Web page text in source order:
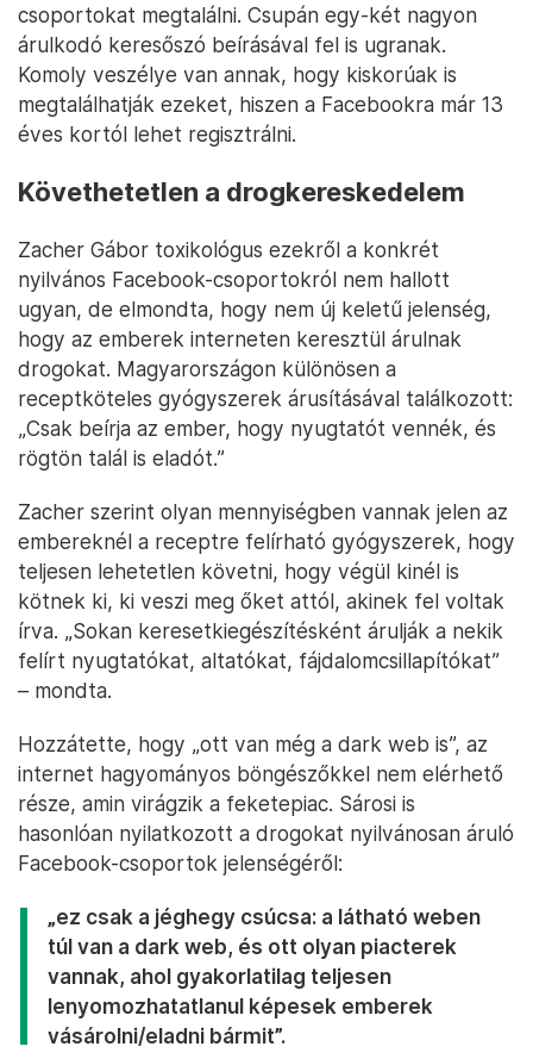
csoportokat megtalálni. Csupán egy-két nagyon
árulkodó keresőszó beírásával fel is ugranak.
Komoly veszélye van annak, hogy kiskorúak is
megtalálhatják ezeket, hiszen a Facebookra már 13
éves kortól lehet regisztrálni.
Követhetetlen a drogkereskedelem
Zacher Gábor toxikológus ezekről a konkrét
nyilvános Facebook-csoportokról nem hallott
ugyan, de elmondta, hogy nem új keletű jelenség,
hogy az emberek interneten keresztül árulnak
drogokat. Magyarországon különösen a
receptköteles gyógyszerek árusításával találkozott:
„Csak beírja az ember, hogy nyugtatót vennék, és
rögtön talál is eladót.”
Zacher szerint olyan mennyiségben vannak jelen az
embereknél a receptre felírható gyógyszerek, hogy
teljesen lehetetlen követni, hogy végül kinél is
kötnek ki, ki veszi meg őket attól, akinek fel voltak
írva. „Sokan keresetkiegészítésként árulják a nekik
felírt nyugtatókat, altatókat, fájdalomcsillapítókat”
– mondta.
Hozzátette, hogy „ott van még a dark web is”, az
internet hagyományos böngészőkkel nem elérhető
része, amin virágzik a feketepiac. Sárosi is
hasonlóan nyilatkozott a drogokat nyilvánosan áruló
Facebook-csoportok jelenségéről:
„ez csak a jéghegy csúcsa: a látható weben
túl van a dark web, és ott olyan piacterek
vannak, ahol gyakorlatilag teljesen
lenyomozhatatlanul képesek emberek
vásárolni/eladni bármit”.